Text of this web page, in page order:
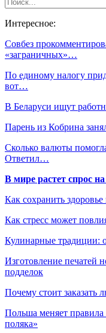
Интересное:
Совбез
«заграничных»…
По единому налогу
вот…
В Беларуси ищут
Парень из Кобрина
Сколько валюты
Ответил…
В мире растет спрос
Как сохранить
Как стресс может
Кулинарные традиции:
Изготовление печатей
подделок
Почему стоит заказать
Польша меняет правила
поляка»